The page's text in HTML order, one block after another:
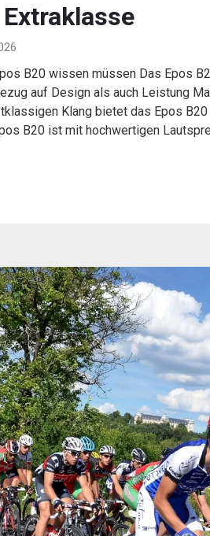
B20 wissen müssen Das Epos
auf Design als auch Leistung
Klang bietet das Epos
B20 ist mit hochwertigen